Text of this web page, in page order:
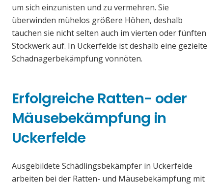
um sich einzunisten und zu vermehren. Sie
überwinden mühelos größere Höhen, deshalb
tauchen sie nicht selten auch im vierten oder fünften
Stockwerk auf. In Uckerfelde ist deshalb eine gezielte
Schadnagerbekämpfung vonnöten.
Erfolgreiche Ratten- oder
Mäusebekämpfung in
Uckerfelde
Ausgebildete Schädlingsbekämpfer in Uckerfelde
arbeiten bei der Ratten- und Mäusebekämpfung mit